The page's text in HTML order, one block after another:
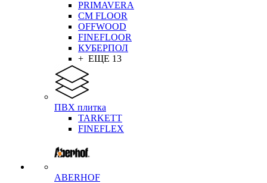
PRIMAVERA
CM FLOOR
OFFWOOD
FINEFLOOR
КУБЕРПОЛ
+ ЕЩЕ 13
ПВХ плитка
TARKETT
FINEFLEX
ABERHOF